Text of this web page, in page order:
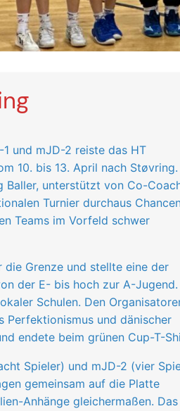
und mJD-2 reiste das HT
10. bis 13. April nach
Baller, unterstützt von Co-
Turnier durchaus
Teams im Vorfeld schwer
Grenze und stellte eine der
der E- bis hoch zur A-Jugend.
Schulen. Den
Perfektionismus und dänischer
endete beim grünen Cup-T-
Spieler) und mJD-2 (vier
gemeinsam auf die Platte
Anhänge gleichermaßen. Das